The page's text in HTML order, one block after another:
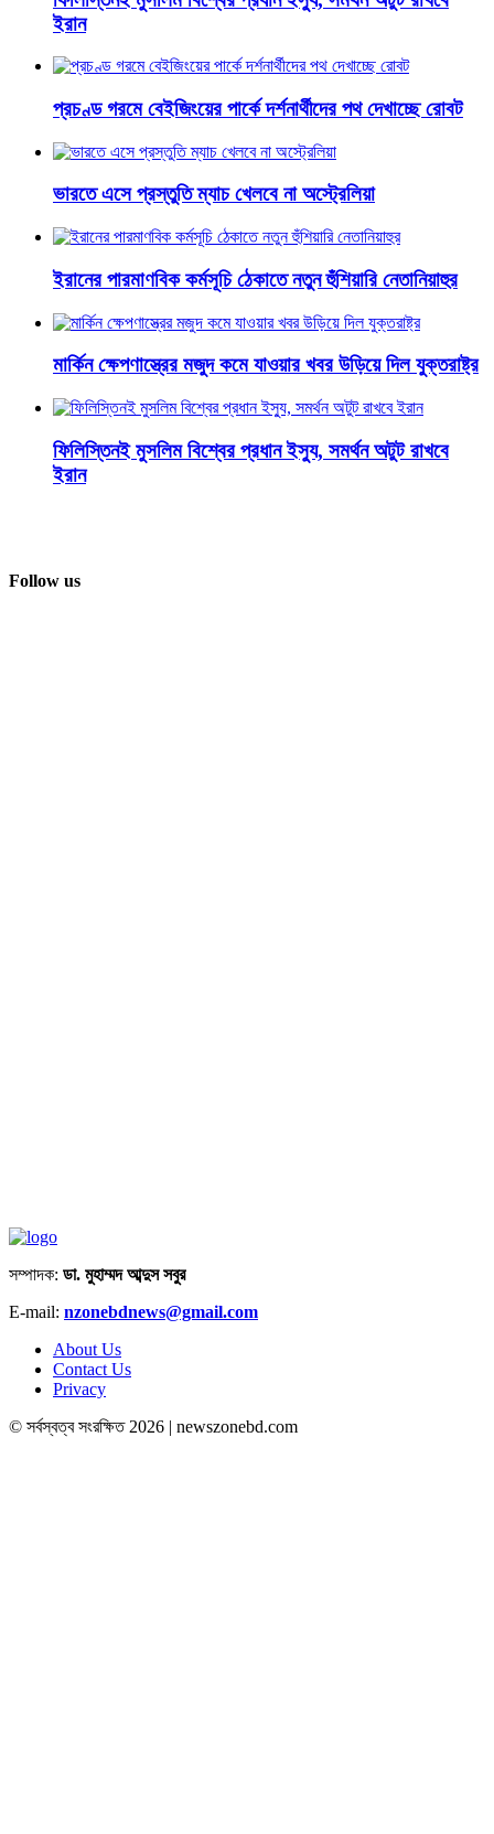
ইরান
প্রচণ্ড গরমে বেইজিংয়ের পার্কে দর্শনার্থীদের পথ দেখাচ্ছে রোবট
ভারতে এসে প্রস্তুতি ম্যাচ খেলবে না অস্ট্রেলিয়া
ইরানের পারমাণবিক কর্মসূচি ঠেকাতে নতুন হুঁশিয়ারি নেতানিয়াহুর
মার্কিন ক্ষেপণাস্ত্রের মজুদ কমে যাওয়ার খবর ‍উড়িয়ে দিল যুক্তরাষ্ট্র
ফিলিস্তিনই মুসলিম বিশ্বের প্রধান ইস্যু, সমর্থন অটুট রাখবে
ইরান
Follow us
সম্পাদক: ডা. মুহাম্মদ আব্দুস সবুর
E-mail: nzonebdnews@gmail.com
About Us
Contact Us
Privacy
© সর্বস্বত্ব সংরক্ষিত 2026 | newszonebd.com